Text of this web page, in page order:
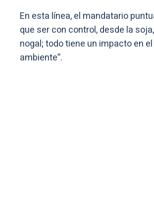
En esta línea, el mandatario
que ser con control, desde la
nogal; todo tiene un impacto en
ambiente”.